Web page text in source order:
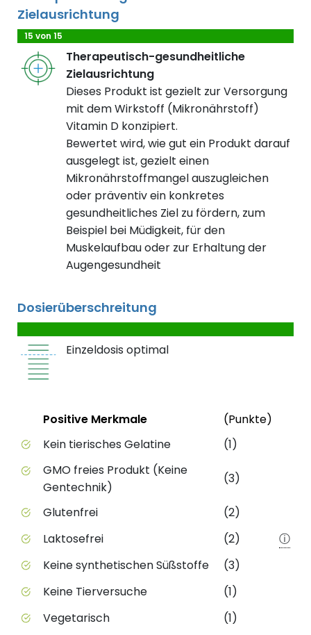
Zielausrichtung
15 von 15
Therapeutisch-gesundheitliche
Zielausrichtung
Dieses Produkt ist gezielt zur Versorgung
mit dem Wirkstoff (Mikronährstoff)
Vitamin D konzipiert.
Bewertet wird, wie gut ein Produkt darauf
ausgelegt ist, gezielt einen
Mikronährstoffmangel auszugleichen
oder präventiv ein konkretes
gesundheitliches Ziel zu fördern, zum
Beispiel bei Müdigkeit, für den
Muskelaufbau oder zur Erhaltung der
Augengesundheit
Dosierüberschreitung
Einzeldosis optimal
Positive Merkmale des Produkts mit
StatusPositive Merkmale (Punkte)
Kein tierisches Gelatine
(1)
GMO freies Produkt (Keine
Gentechnik)
(3)
Glutenfrei
(2)
Laktosefrei
(2)
ⓘ
Keine synthetischen Süßstoffe
(3)
Keine Tierversuche
(1)
Vegetarisch
(1)